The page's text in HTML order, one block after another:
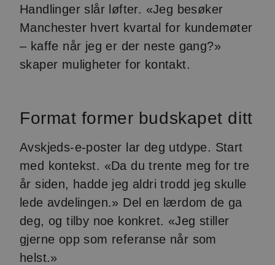
Handlinger slår løfter. «Jeg besøker
Manchester hvert kvartal for kundemøter
– kaffe når jeg er der neste gang?»
skaper muligheter for kontakt.
Format former budskapet ditt
Avskjeds-e-poster lar deg utdype. Start
med kontekst. «Da du trente meg for tre
år siden, hadde jeg aldri trodd jeg skulle
lede avdelingen.» Del en lærdom de ga
deg, og tilby noe konkret. «Jeg stiller
gjerne opp som referanse når som
helst.»